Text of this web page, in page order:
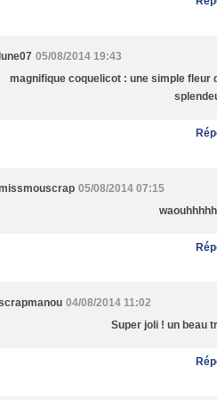
lune07 05/08/2014 19:43
magnifique coquelicot : une simple fleur
05/08/2014 07:15
04/08/2014 11:02
Super joli ! un beau